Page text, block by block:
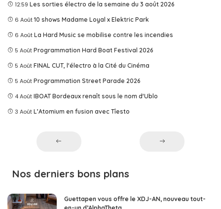
12:59 Les sorties électro de la semaine du 3 août 2026
6 Août 10 shows Madame Loyal x Elektric Park
6 Août La Hard Music se mobilise contre les incendies
5 Août Programmation Hard Boat Festival 2026
5 Août FINAL CUT, l'électro à la Cité du Cinéma
5 Août Programmation Street Parade 2026
4 Août IBOAT Bordeaux renaît sous le nom d'Ublo
3 Août L’Atomium en fusion avec Tîesto
Nos derniers bons plans
Guettapen vous offre le XDJ-AN, nouveau tout-